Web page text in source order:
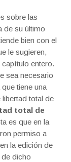
sobre las
de su último
bien con el
le sugieren,
entero.
sea necesario
tiene una
total de
total de
es que en la
permiso a
la edición de
dicho